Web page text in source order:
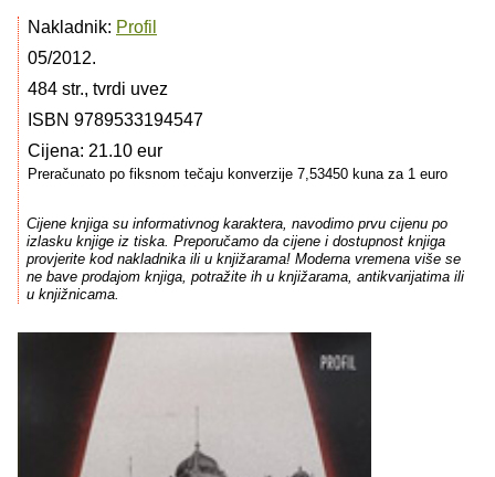
Nakladnik: Profil
05/2012.
484 str., tvrdi uvez
ISBN 9789533194547
Cijena: 21.10 eur
Preračunato po fiksnom tečaju konverzije 7,53450 kuna za 1 euro
Cijene knjiga su informativnog karaktera, navodimo prvu cijenu po
izlasku knjige iz tiska. Preporučamo da cijene i dostupnost knjiga
provjerite kod nakladnika ili u knjižarama! Moderna vremena više se
ne bave prodajom knjiga, potražite ih u knjižarama, antikvarijatima ili
u knjižnicama.